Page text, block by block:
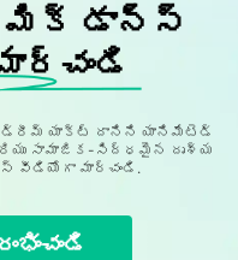
డాన్స్
డ్రీమ్ యాక్ట్ దానిని యానిమేటెడ్
సామాజిక-సిద్ధమైన దృశ్య
వీడియోగా మార్చండి.